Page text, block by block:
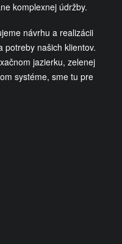
komplexnej údržby.
návrhu a realizácii
potreby našich klientov.
jazierku, zelenej
systéme, sme tu pre